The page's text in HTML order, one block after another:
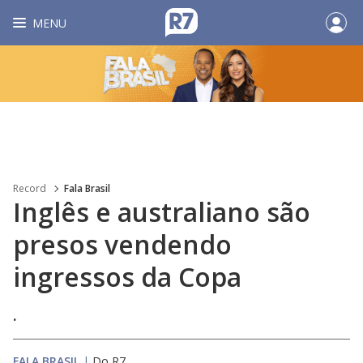
MENU
Record Fala Brasil
Inglês e australiano são
presos vendendo
ingressos da Copa
.